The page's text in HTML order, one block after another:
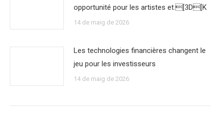
opportunité pour les artistes et.[3D[K
14 de maig de 2026
Les technologies financières changent le
jeu pour les investisseurs
14 de maig de 2026